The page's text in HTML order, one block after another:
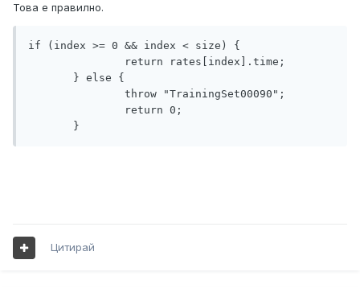
Това е правилно.
if (index >= 0 && index < size) {
       }
Цитирай